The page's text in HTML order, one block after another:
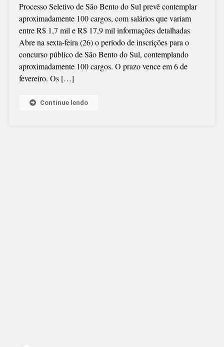
SEXTA
(26)
AS
INSCRIÇÕES
PARA
O
Processo Seletivo de São Bento do Sul prevê contemplar
aproximadamente 100 cargos, com salários que variam
entre R$ 1,7 mil e R$ 17,9 mil informações detalhadas
Abre na sexta-feira (26) o período de inscrições para o
concurso público de São Bento do Sul, contemplando
aproximadamente 100 cargos. O prazo vence em 6 de
fevereiro. Os […]
Continue lendo